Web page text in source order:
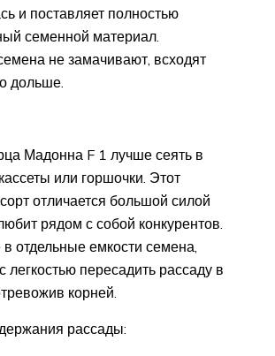
и поставляет полностью
семенной материал.
не замачивают, всходят
дольше.
Мадонна F 1 лучше сеять в
или горшочки. Этот
отличается большой силой
рядом с собой конкурентов.
отдельные емкости семена,
легкостью пересадить рассаду в
корней.
рассады: